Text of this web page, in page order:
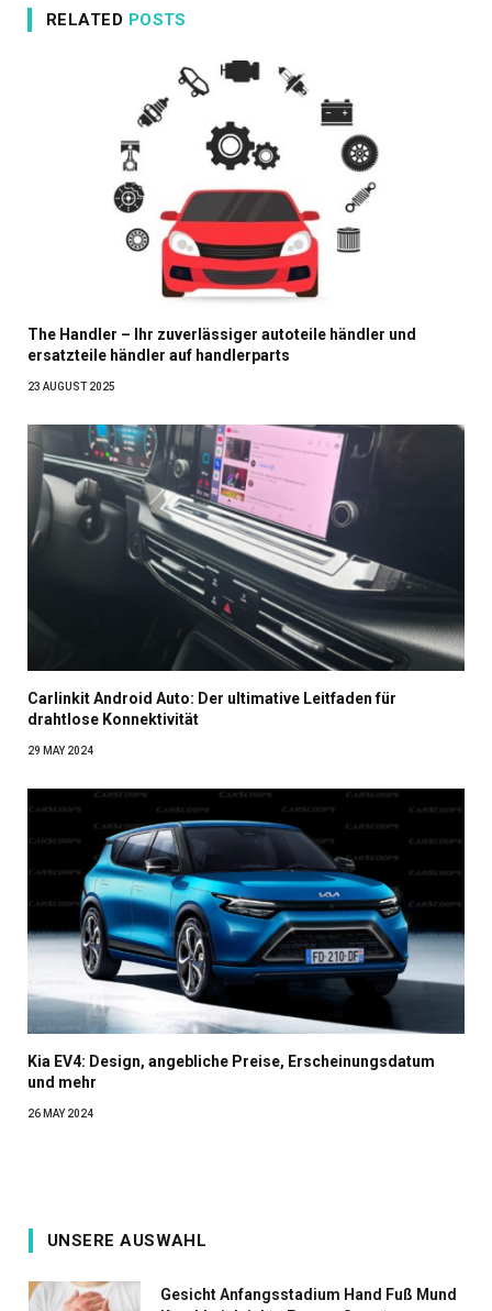
RELATED POSTS
The Handler – Ihr zuverlässiger autoteile händler und
ersatzteile händler auf handlerparts
23 AUGUST 2025
Carlinkit Android Auto: Der ultimative Leitfaden für
drahtlose Konnektivität
29 MAY 2024
Kia EV4: Design, angebliche Preise, Erscheinungsdatum
und mehr
26 MAY 2024
UNSERE AUSWAHL
Gesicht Anfangsstadium Hand Fuß Mund